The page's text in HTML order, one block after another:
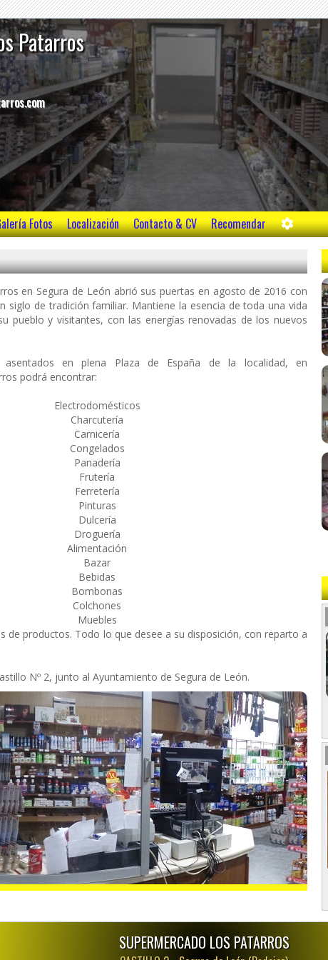
Patarros
Fotos Localización Contacto & CV Recomendar
en Segura de León abrió sus puertas en agosto de 2016 con
siglo de tradición familiar. Mantiene la esencia de toda una vida
pueblo y visitantes, con las energías renovadas de los nuevos
en plena Plaza de España de la localidad, en
podrá encontrar:
Electrodomésticos
Charcutería
Carnicería
Congelados
Panadería
Frutería
Ferretería
Pinturas
Dulcería
Droguería
Alimentación
Bazar
Bebidas
Bombonas
Colchones
Muebles
de productos. Todo lo que desee a su disposición, con reparto a
Nº 2, junto al Ayuntamiento de Segura de León.
SUPERMERCADO LOS PATARROS